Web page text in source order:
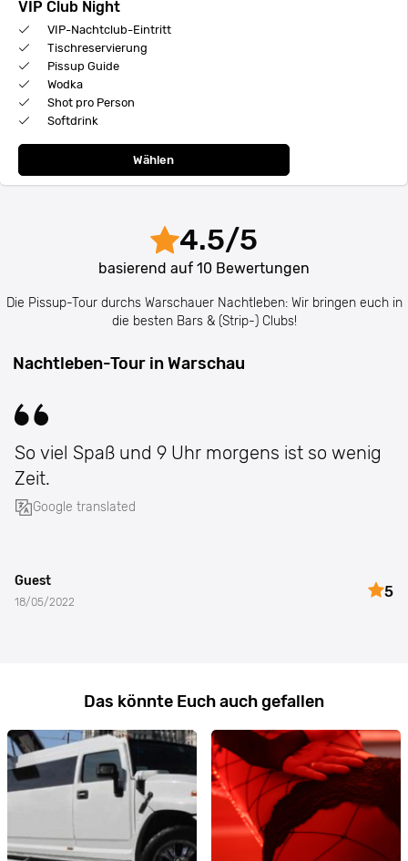
VIP Club Night
VIP-Nachtclub-Eintritt
Tischreservierung
Pissup Guide
Wodka
Shot pro Person
Softdrink
Wählen
4.5/5
basierend auf 10 Bewertungen
Die Pissup-Tour durchs Warschauer Nachtleben: Wir bringen euch in
die besten Bars & (Strip-) Clubs!
Nachtleben-Tour in Warschau
So viel Spaß und 9 Uhr morgens ist so wenig
Zeit.
Google translated
Guest
18/05/2022
5
Das könnte Euch auch gefallen